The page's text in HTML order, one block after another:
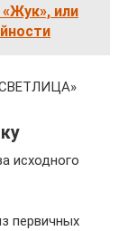
или
исходного
первичных